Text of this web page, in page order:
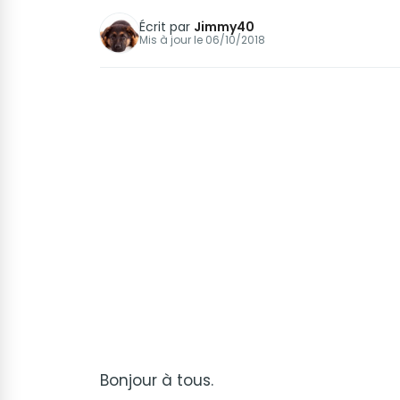
Écrit par Jimmy40
Mis à jour le 06/10/2018
Bonjour à tous.